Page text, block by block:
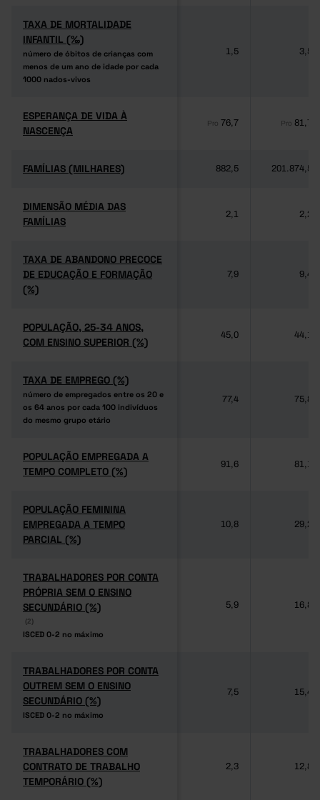
TAXA DE MORTALIDADE
INFANTIL (‰)
número de óbitos de crianças com
menos de um ano de idade por cada
1000 nados-vivos
TAXA DE MORTALIDADE
INFANTIL (‰)
número de óbitos de crianças com
menos de um ano de idade por cada
1000 nados-vivos
1,5 3,5
ESPERANÇA DE VIDA À
NASCENÇA
ESPERANÇA DE VIDA À
NASCENÇA
Pro 76,7 Pro 81,7
FAMÍLIAS (MILHARES)
FAMÍLIAS (MILHARES) 882,5 201.874,5
DIMENSÃO MÉDIA DAS
FAMÍLIAS
DIMENSÃO MÉDIA DAS
FAMÍLIAS
2,1 2,2
TAXA DE ABANDONO PRECOCE
DE EDUCAÇÃO E FORMAÇÃO
(%)
TAXA DE ABANDONO PRECOCE
DE EDUCAÇÃO E FORMAÇÃO
(%)
7,9 9,4
POPULAÇÃO, 25-34 ANOS,
COM ENSINO SUPERIOR (%)
POPULAÇÃO, 25-34 ANOS,
COM ENSINO SUPERIOR (%)
45,0 44,1
TAXA DE EMPREGO (%)
número de empregados entre os 20 e
os 64 anos por cada 100 indivíduos
do mesmo grupo etário
TAXA DE EMPREGO (%)
número de empregados entre os 20 e
os 64 anos por cada 100 indivíduos
do mesmo grupo etário
77,4 75,8
POPULAÇÃO EMPREGADA A
TEMPO COMPLETO (%)
POPULAÇÃO EMPREGADA A
TEMPO COMPLETO (%)
91,6 81,1
POPULAÇÃO FEMININA
EMPREGADA A TEMPO
PARCIAL (%)
POPULAÇÃO FEMININA
EMPREGADA A TEMPO
PARCIAL (%)
10,8 29,2
TRABALHADORES POR CONTA
PRÓPRIA SEM O ENSINO
SECUNDÁRIO (%)
(2)
ISCED 0-2 no máximo
TRABALHADORES POR CONTA
PRÓPRIA SEM O ENSINO
SECUNDÁRIO (%)
(2)
ISCED 0-2 no máximo
5,9 16,8
TRABALHADORES POR CONTA
OUTREM SEM O ENSINO
SECUNDÁRIO (%)
ISCED 0-2 no máximo
TRABALHADORES POR CONTA
OUTREM SEM O ENSINO
SECUNDÁRIO (%)
ISCED 0-2 no máximo
7,5 15,4
TRABALHADORES COM
CONTRATO DE TRABALHO
TEMPORÁRIO (%)
TRABALHADORES COM
CONTRATO DE TRABALHO
TEMPORÁRIO (%)
2,3 12,8